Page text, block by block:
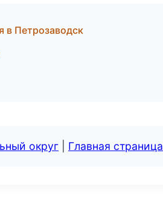
в Петрозаводск
округ Главная страница